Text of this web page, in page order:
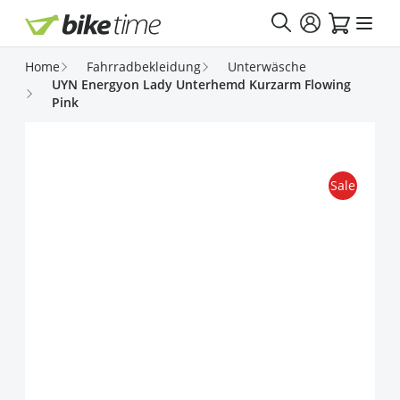
Direkt zum Inhalt
Home Fahrradbekleidung
Unterwäsche
UYN Energyon Lady Unterhemd Kurzarm Flowing
Pink
Sale